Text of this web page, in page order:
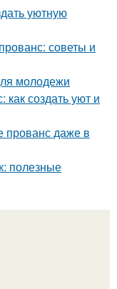
уютную
советы и
молодежи
как создать уют и
прованс даже в
полезные